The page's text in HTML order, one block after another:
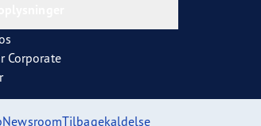
Corporate
NewsroomTilbagekaldelse